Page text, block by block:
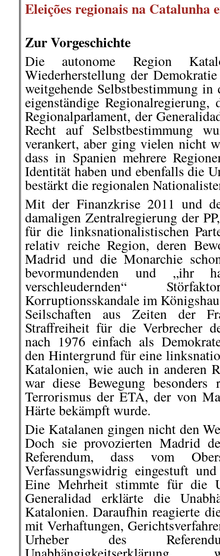
Eleições regionais na Catalunha
Zur Vorgeschichte
Die autonome Region
Wiederherstellung der
weitgehende Selbstbestimmung
eigenständige
Regionalparlament, der
Recht auf Selbstbestimmung
verankert, aber ging vielen nicht
dass in Spanien mehrere
Identität haben und ebenfalls die
bestärkt die regionalen
Mit der Finanzkrise 2011 und
damaligen Zentralregierung der
für die linksnationalistischen
relativ reiche Region, deren
Madrid und die Monarchie
bevormundenden und „ihr
verschleudernden“
Korruptionsskandale im
Seilschaften aus Zeiten der
Straffreiheit für die Verbrecher
nach 1976 einfach als
den Hintergrund für eine
Katalonien, wie auch in anderen
war diese Bewegung
Terrorismus der ETA, der von
Härte bekämpft wurde.
Die Katalanen gingen nicht den
Doch sie provozierten Madrid
Referendum, dass vom
Verfassungswidrig eingestuft
Eine Mehrheit stimmte für die
Generalidad erklärte die
Katalonien. Daraufhin reagierte
mit Verhaftungen,
Urheber des